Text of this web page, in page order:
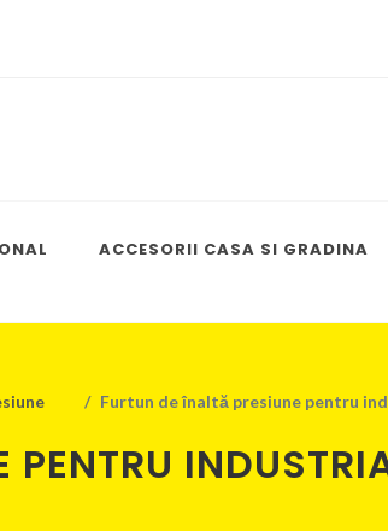
ACCESORII CASA SI GRADINA
Furtun de înaltă presiune pentru
PENTRU